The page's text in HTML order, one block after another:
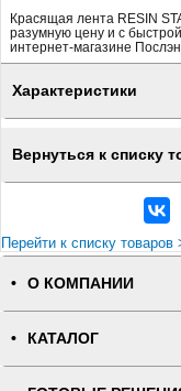
Красящая лента RESIN
разумную цену и с
интернет-магазине
Характеристики
Вернуться к списку
Перейти к списку товаров
О КОМПАНИИ
КАТАЛОГ